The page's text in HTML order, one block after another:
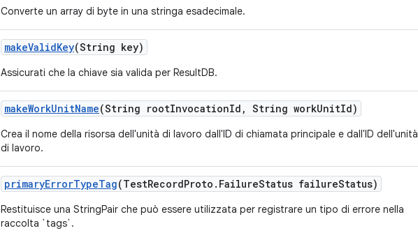
Converte un array di byte in una stringa esadecimale.
makeValidKey(String key)
Assicurati che la chiave sia valida per ResultDB.
makeWorkUnitName(String rootInvocationId , String workUnitId)
Crea il nome della risorsa dell'unità di lavoro dall'ID di chiamata principale e dall'ID dell'unità
di lavoro.
primaryErrorTypeTag(TestRecordProto . FailureStatus failureStatus)
Restituisce una StringPair che può essere utilizzata per registrare un tipo di errore nella
raccolta `tags`.